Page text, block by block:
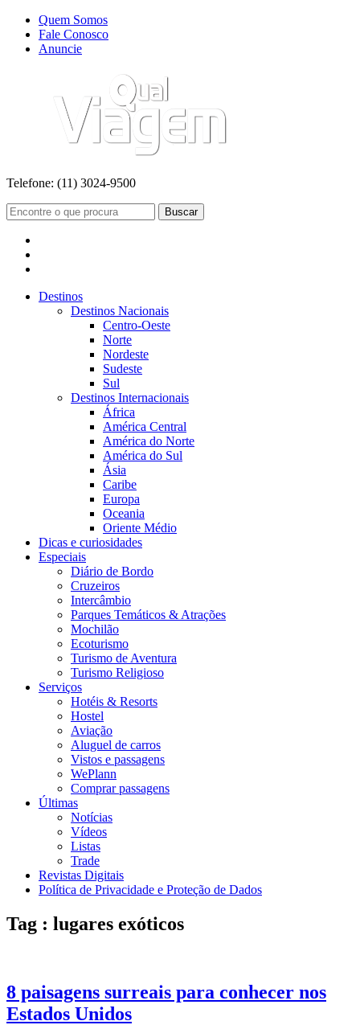
Quem Somos
Fale Conosco
Anuncie
Telefone: (11) 3024-9500
Buscar
Destinos
Destinos Nacionais
Centro-Oeste
Norte
Nordeste
Sudeste
Sul
Destinos Internacionais
África
América Central
América do Norte
América do Sul
Ásia
Caribe
Europa
Oceania
Oriente Médio
Dicas e curiosidades
Especiais
Diário de Bordo
Cruzeiros
Intercâmbio
Parques Temáticos & Atrações
Mochilão
Ecoturismo
Turismo de Aventura
Turismo Religioso
Serviços
Hotéis & Resorts
Hostel
Aviação
Aluguel de carros
Vistos e passagens
WePlann
Comprar passagens
Últimas
Notícias
Vídeos
Listas
Trade
Revistas Digitais
Política de Privacidade e Proteção de Dados
Tag : lugares exóticos
8 paisagens surreais para conhecer nos
Estados Unidos